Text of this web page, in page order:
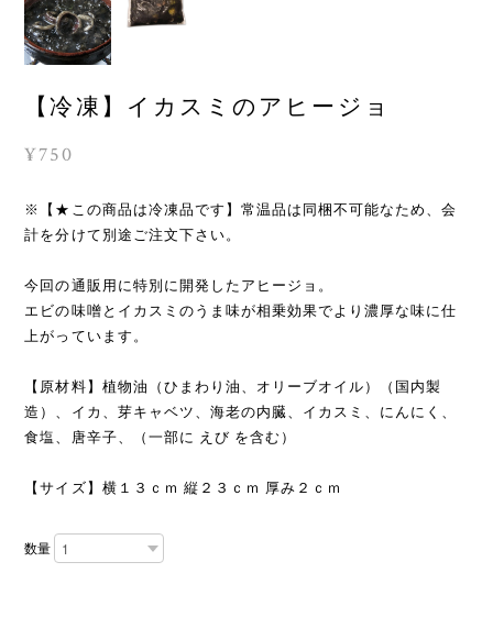
【冷凍】イカスミのアヒージョ
¥750
※【★この商品は冷凍品です】常温品は同梱不可能なため、会
計を分けて別途ご注文下さい。
今回の通販用に特別に開発したアヒージョ。
エビの味噌とイカスミのうま味が相乗効果でより濃厚な味に仕
上がっています。
【原材料】植物油（ひまわり油、オリーブオイル）（国内製
造）、イカ、芽キャベツ、海老の内臓、イカスミ、にんにく、
食塩、唐辛子、（一部に えび を含む）
【サイズ】横１３ｃｍ 縦２３ｃｍ 厚み２ｃｍ
数量